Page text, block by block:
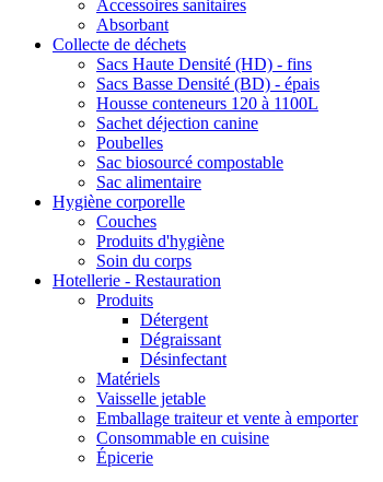
Accessoires sanitaires
Absorbant
Collecte de déchets
Sacs Haute Densité (HD) - fins
Sacs Basse Densité (BD) - épais
Housse conteneurs 120 à 1100L
Sachet déjection canine
Poubelles
Sac biosourcé compostable
Sac alimentaire
Hygiène corporelle
Couches
Produits d'hygiène
Soin du corps
Hotellerie - Restauration
Produits
Détergent
Dégraissant
Désinfectant
Matériels
Vaisselle jetable
Emballage traiteur et vente à emporter
Consommable en cuisine
Épicerie